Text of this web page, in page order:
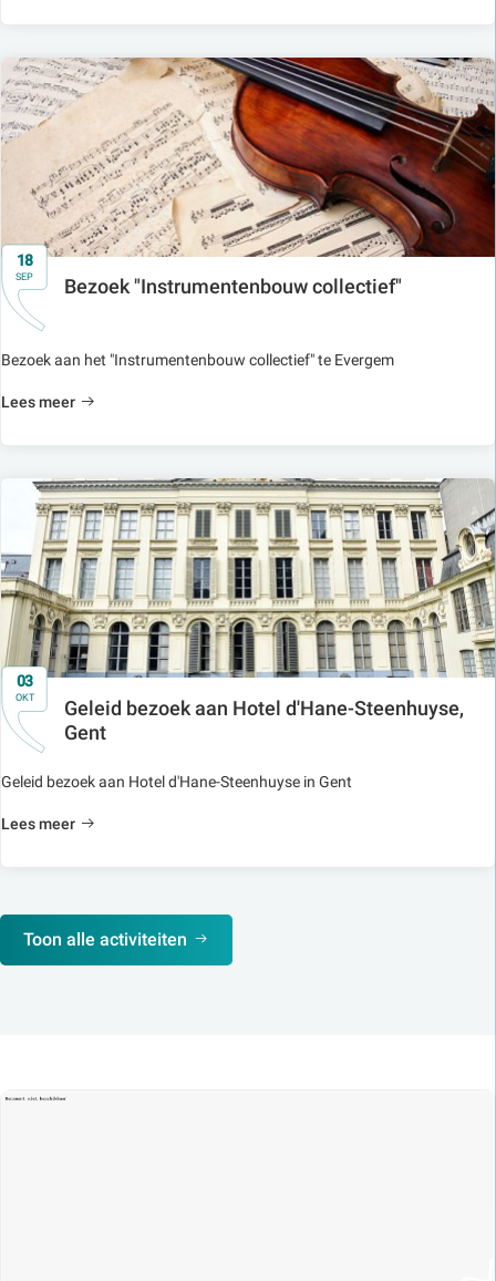
18
SEP
Bezoek "Instrumentenbouw collectief"
Bezoek aan het "Instrumentenbouw collectief" te Evergem
Lees meer
03
OKT
Geleid bezoek aan Hotel d'Hane-Steenhuyse,
Gent
Geleid bezoek aan Hotel d'Hane-Steenhuyse in Gent
Lees meer
Toon alle activiteiten